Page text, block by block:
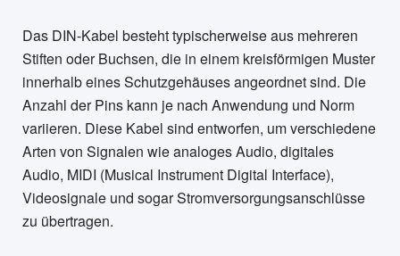
Das DIN-Kabel besteht typischerweise aus mehreren
Stiften oder Buchsen, die in einem kreisförmigen Muster
innerhalb eines Schutzgehäuses angeordnet sind. Die
Anzahl der Pins kann je nach Anwendung und Norm
variieren. Diese Kabel sind entworfen, um verschiedene
Arten von Signalen wie analoges Audio, digitales
Audio, MIDI (Musical Instrument Digital Interface),
Videosignale und sogar Stromversorgungsanschlüsse
zu übertragen.